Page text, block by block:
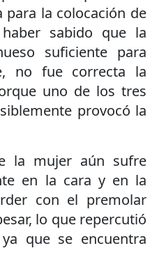
la colocación de
sabido que la
suficiente para
no fue correcta la
uno de los tres
provocó la
la mujer aún sufre
en la cara y en la
con el premolar
lo que repercutió
que se encuentra